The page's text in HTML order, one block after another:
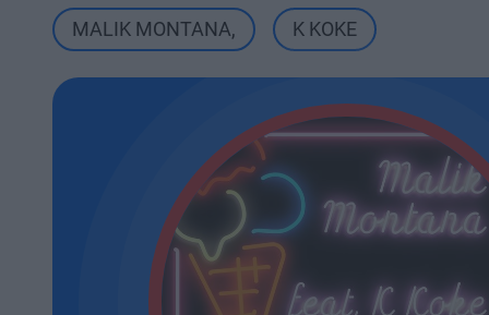
MALIK MONTANA, K KOKE